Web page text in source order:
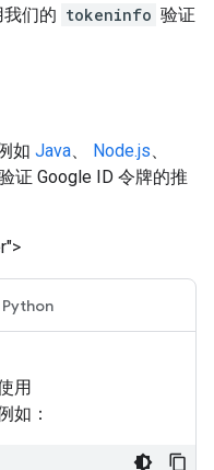
们的 tokeninfo 验证
如 Java、 Node.js、
证 Google ID 令牌的推
Python
用
如：